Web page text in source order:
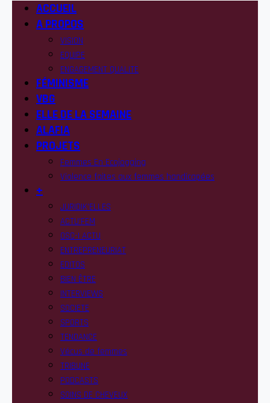
ACCUEIL
A PROPOS
VISION
EQUIPE
ENGAGEMENT QUALITE
FÉMINISME
VBG
ELLE DE LA SEMAINE
ALAFIA
PROJETS
Femmes En Ecojogging
Violence faites aux femmes handicapées
+
JURIDIK’ELLES
ACTU’FEM
OSC-I ACTU
ENTREPRENEURIAT
EDITOS
BIEN ÊTRE
INTERVIEWS
SOCIETE
SPORTS
TENDANCE
Vécus de femmes
TRIBUNE
PODCASTS
SOINS DE CHEVEUX